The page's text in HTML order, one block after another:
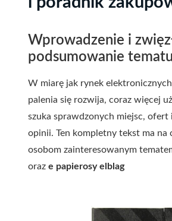
Wprowadzenie i
podsumowanie tematu
W miarę jak rynek
palenia się rozwija, coraz więcej
szuka sprawdzonych miejsc, ofert
opinii. Ten kompletny tekst ma na
osobom zainteresowanym
oraz e papierosy elblag